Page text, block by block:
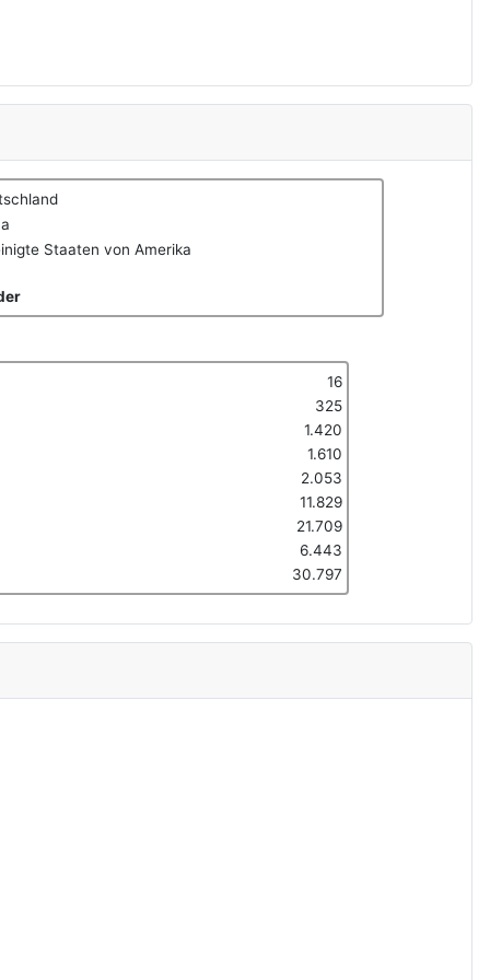
Staaten von Amerika
16
325
1.420
1.610
2.053
11.829
21.709
6.443
30.797